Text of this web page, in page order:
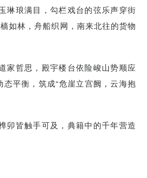
琅满目，勾栏戏台的弦乐声穿街
如林，舟船织网，南来北往的货物
家哲思，殿宇楼台依险峻山势顺应
平衡，筑成“危崖立宫阙，云海抱
卯皆触手可及，典籍中的千年营造